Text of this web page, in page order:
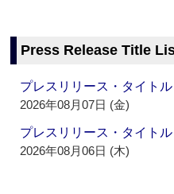
Press Release Title
プレスリリース・タイト
2026年08月07日 (金)
プレスリリース・タイト
2026年08月06日 (木)